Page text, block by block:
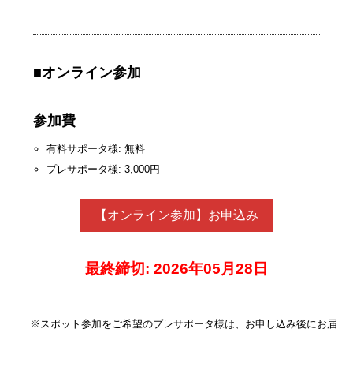
■オンライン参加
参加費
有料サポータ様: 無料
プレサポータ様: 3,000円
【オンライン参加】お申込み
最終締切: 2026年05月28日
※スポット参加をご希望のプレサポータ様は、お申し込み後にお届け